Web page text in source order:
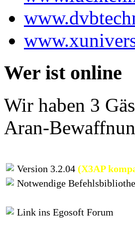
Wer ist online
Wir haben 3
Aran-
Version 3.2.04 (X3AP
Notwendige
Link ins Egosoft Forum